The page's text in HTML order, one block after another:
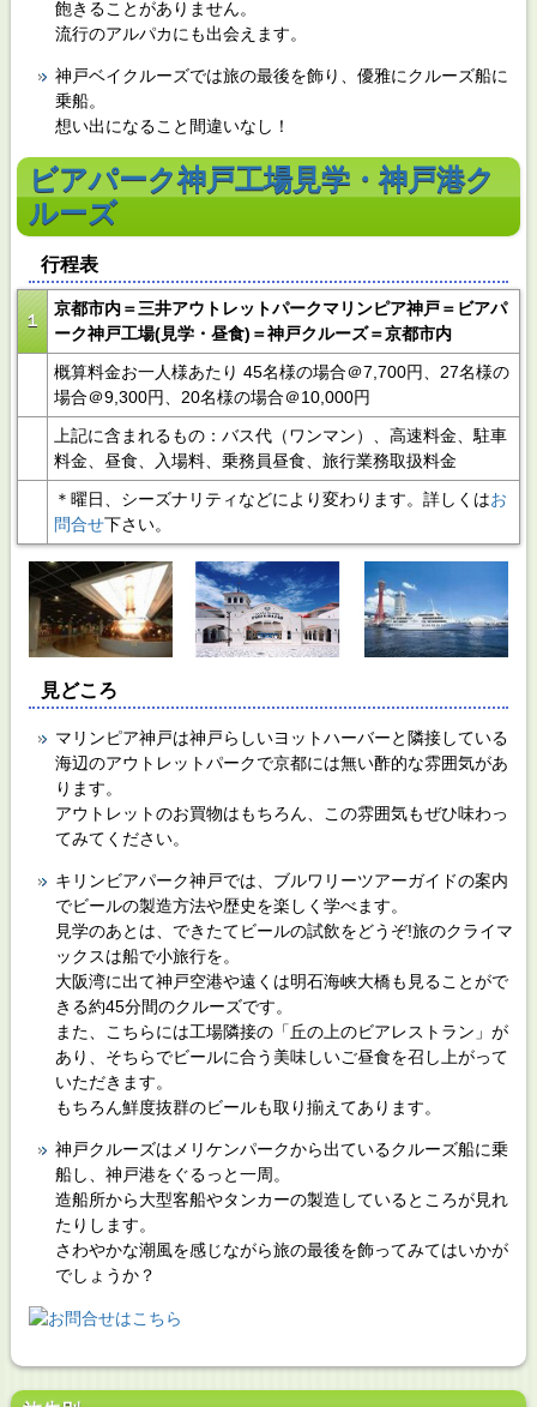
飽きることがありません。
流行のアルパカにも出会えます。
神戸ベイクルーズでは旅の最後を飾り、優雅にクルーズ船に
乗船。
想い出になること間違いなし！
ビアパーク神戸工場見学・神戸港ク
ルーズ
行程表
１
京都市内＝三井アウトレットパークマリンピア神戸＝ビアパ
ーク神戸工場(見学・昼食)＝神戸クルーズ＝京都市内
概算料金お一人様あたり 45名様の場合＠7,700円、27名様の
場合＠9,300円、20名様の場合＠10,000円
上記に含まれるもの：バス代（ワンマン）、高速料金、駐車
料金、昼食、入場料、乗務員昼食、旅行業務取扱料金
＊曜日、シーズナリティなどにより変わります。詳しくはお
問合せ下さい。
見どころ
マリンピア神戸は神戸らしいヨットハーバーと隣接している
海辺のアウトレットパークで京都には無い酢的な雰囲気があ
ります。
アウトレットのお買物はもちろん、この雰囲気もぜひ味わっ
てみてください。
キリンビアパーク神戸では、ブルワリーツアーガイドの案内
でビールの製造方法や歴史を楽しく学べます。
見学のあとは、できたてビールの試飲をどうぞ!旅のクライマ
ックスは船で小旅行を。
大阪湾に出て神戸空港や遠くは明石海峡大橋も見ることがで
きる約45分間のクルーズです。
また、こちらには工場隣接の「丘の上のビアレストラン」が
あり、そちらでビールに合う美味しいご昼食を召し上がって
いただきます。
もちろん鮮度抜群のビールも取り揃えてあります。
神戸クルーズはメリケンパークから出ているクルーズ船に乗
船し、神戸港をぐるっと一周。
造船所から大型客船やタンカーの製造しているところが見れ
たりします。
さわやかな潮風を感じながら旅の最後を飾ってみてはいかが
でしょうか？